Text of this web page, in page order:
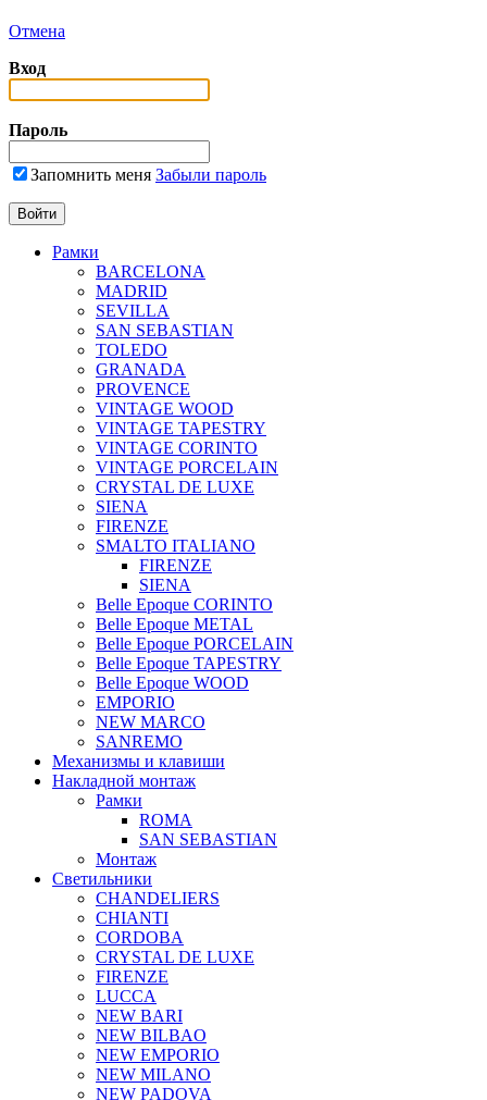
Отмена
Вход
Пароль
Запомнить меня Забыли пароль
Рамки
BARCELONA
MADRID
SEVILLA
SAN SEBASTIAN
TOLEDO
GRANADA
PROVENCE
VINTAGE WOOD
VINTAGE TAPESTRY
VINTAGE CORINTO
VINTAGE PORCELAIN
CRYSTAL DE LUXE
SIENA
FIRENZE
SMALTO ITALIANO
FIRENZE
SIENA
Belle Epoque CORINTO
Belle Epoque METAL
Belle Epoque PORCELAIN
Belle Epoque TAPESTRY
Belle Epoque WOOD
EMPORIO
NEW MARCO
SANREMO
Механизмы и клавиши
Накладной монтаж
Рамки
ROMA
SAN SEBASTIAN
Монтаж
Светильники
CHANDELIERS
CHIANTI
CORDOBA
CRYSTAL DE LUXE
FIRENZE
LUCCA
NEW BARI
NEW BILBAO
NEW EMPORIO
NEW MILANO
NEW PADOVA